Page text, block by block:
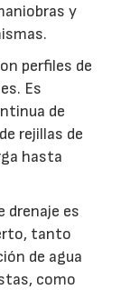
y
perfiles de
Es
de
rejillas de
hasta
drenaje es
tanto
de agua
como